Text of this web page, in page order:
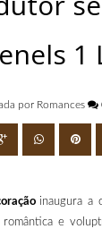
1
por Romances
inaugura a
romântica e